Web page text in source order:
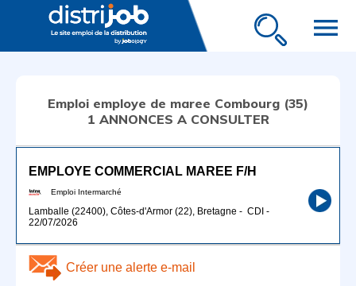
menu
Emploi employe de maree Combourg (35)
1 ANNONCES A CONSULTER
EMPLOYE COMMERCIAL MAREE F/H
Emploi Intermarché
Lamballe (22400), Côtes-d'Armor (22), Bretagne - CDI -
22/07/2026
Créer une alerte e-mail